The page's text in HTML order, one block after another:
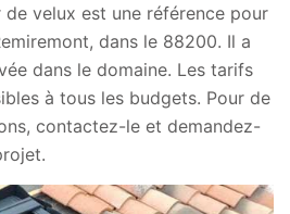
velux est une référence pour
dans le 88200. Il a
dans le domaine. Les tarifs
à tous les budgets. Pour de
contactez-le et demandez-